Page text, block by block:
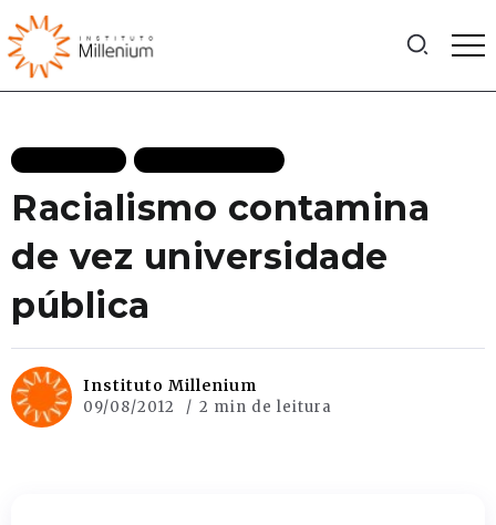
Racialismo contamina
de vez universidade
pública
Instituto Millenium
09/08/2012 2 min de leitura